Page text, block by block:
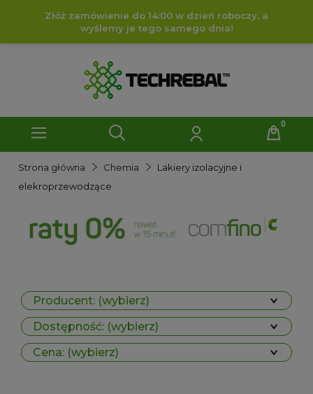
Złóż zamówienie do 14:00 w dzień roboczy, a
wyślemy je tego samego dnia!
Strona główna Chemia
Lakiery izolacyjne i
elekroprzewodzące
Producent: (wybierz)
Dostępność: (wybierz)
Cena: (wybierz)